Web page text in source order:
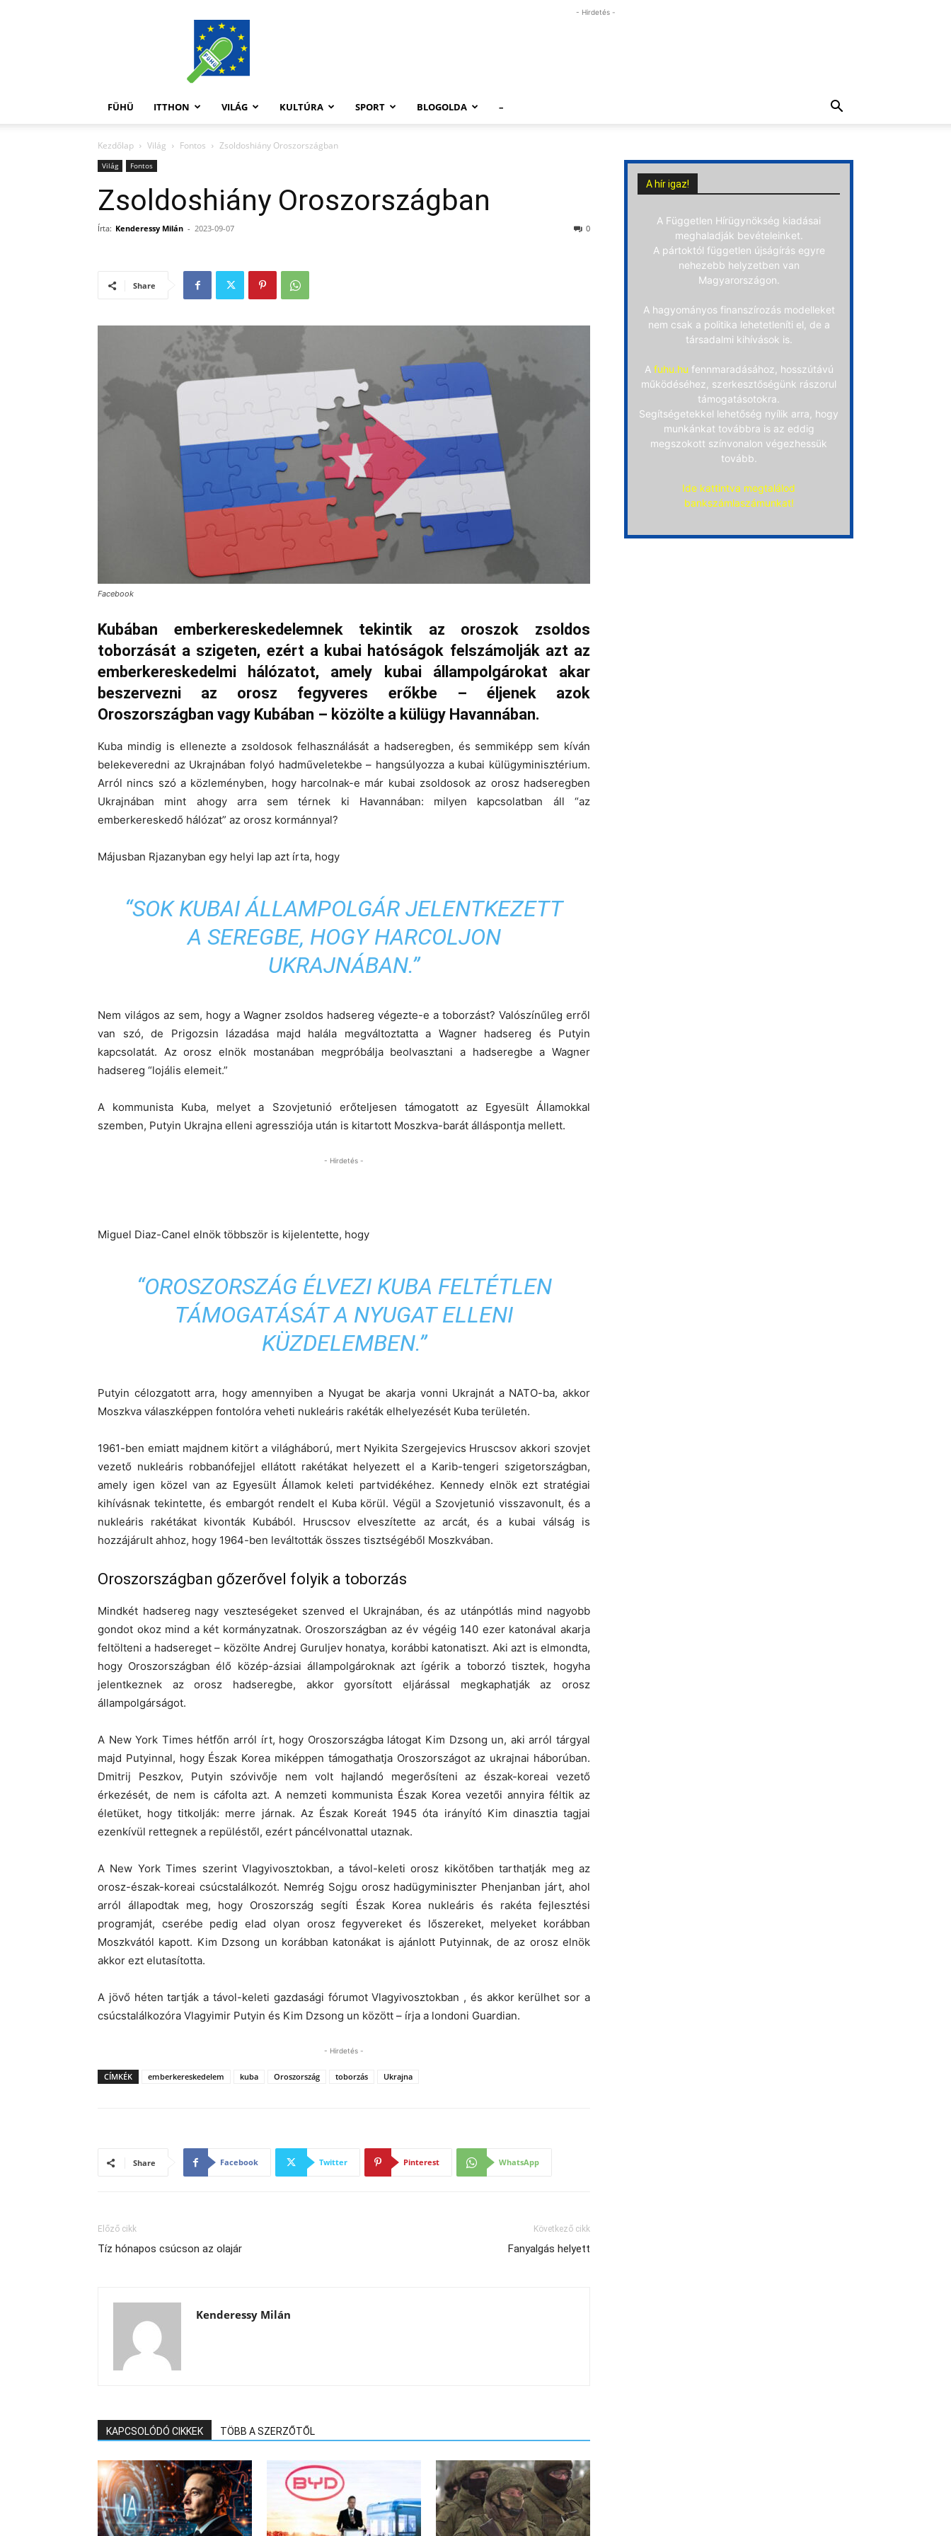
FüHü
- Hirdetés -
FÜHÜ ITTHON VILÁG KULTÚRA SPORT BLOGOLDA –
Kezdőlap Világ Fontos Zsoldoshiány Oroszországban
Világ Fontos
Zsoldoshiány Oroszországban
Írta: Kenderessy Milán - 2023-09-07 0
Share
Facebook
Kubában emberkereskedelemnek tekintik az oroszok zsoldos
toborzását a szigeten, ezért a kubai hatóságok felszámolják azt az
emberkereskedelmi hálózatot, amely kubai állampolgárokat akar
beszervezni az orosz fegyveres erőkbe – éljenek azok
Oroszországban vagy Kubában – közölte a külügy Havannában.
Kuba mindig is ellenezte a zsoldosok felhasználását a hadseregben, és semmiképp sem kíván
belekeveredni az Ukrajnában folyó hadműveletekbe – hangsúlyozza a kubai külügyminisztérium.
Arról nincs szó a közleményben, hogy harcolnak-e már kubai zsoldosok az orosz hadseregben
Ukrajnában mint ahogy arra sem térnek ki Havannában: milyen kapcsolatban áll “az
emberkereskedő hálózat” az orosz kormánnyal?
Májusban Rjazanyban egy helyi lap azt írta, hogy
“SOK KUBAI ÁLLAMPOLGÁR JELENTKEZETT
A SEREGBE, HOGY HARCOLJON
UKRAJNÁBAN.”
Nem világos az sem, hogy a Wagner zsoldos hadsereg végezte-e a toborzást? Valószínűleg erről
van szó, de Prigozsin lázadása majd halála megváltoztatta a Wagner hadsereg és Putyin
kapcsolatát. Az orosz elnök mostanában megpróbálja beolvasztani a hadseregbe a Wagner
hadsereg “lojális elemeit.”
A kommunista Kuba, melyet a Szovjetunió erőteljesen támogatott az Egyesült Államokkal
szemben, Putyin Ukrajna elleni agressziója után is kitartott Moszkva-barát álláspontja mellett.
- Hirdetés -
Miguel Diaz-Canel elnök többször is kijelentette, hogy
“OROSZORSZÁG ÉLVEZI KUBA FELTÉTLEN
TÁMOGATÁSÁT A NYUGAT ELLENI
KÜZDELEMBEN.”
Putyin célozgatott arra, hogy amennyiben a Nyugat be akarja vonni Ukrajnát a NATO-ba, akkor
Moszkva válaszképpen fontolóra veheti nukleáris rakéták elhelyezését Kuba területén.
1961-ben emiatt majdnem kitört a világháború, mert Nyikita Szergejevics Hruscsov akkori szovjet
vezető nukleáris robbanófejjel ellátott rakétákat helyezett el a Karib-tengeri szigetországban,
amely igen közel van az Egyesült Államok keleti partvidékéhez. Kennedy elnök ezt stratégiai
kihívásnak tekintette, és embargót rendelt el Kuba körül. Végül a Szovjetunió visszavonult, és a
nukleáris rakétákat kivonták Kubából. Hruscsov elveszítette az arcát, és a kubai válság is
hozzájárult ahhoz, hogy 1964-ben leváltották összes tisztségéből Moszkvában.
Oroszországban gőzerővel folyik a toborzás
Mindkét hadsereg nagy veszteségeket szenved el Ukrajnában, és az utánpótlás mind nagyobb
gondot okoz mind a két kormányzatnak. Oroszországban az év végéig 140 ezer katonával akarja
feltölteni a hadsereget – közölte Andrej Guruljev honatya, korábbi katonatiszt. Aki azt is elmondta,
hogy Oroszországban élő közép-ázsiai állampolgároknak azt ígérik a toborzó tisztek, hogyha
jelentkeznek az orosz hadseregbe, akkor gyorsított eljárással megkaphatják az orosz
állampolgárságot.
A New York Times hétfőn arról írt, hogy Oroszországba látogat Kim Dzsong un, aki arról tárgyal
majd Putyinnal, hogy Észak Korea miképpen támogathatja Oroszországot az ukrajnai háborúban.
Dmitrij Peszkov, Putyin szóvivője nem volt hajlandó megerősíteni az észak-koreai vezető
érkezését, de nem is cáfolta azt. A nemzeti kommunista Észak Korea vezetői annyira féltik az
életüket, hogy titkolják: merre járnak. Az Észak Koreát 1945 óta irányító Kim dinasztia tagjai
ezenkívül rettegnek a repüléstől, ezért páncélvonattal utaznak.
A New York Times szerint Vlagyivosztokban, a távol-keleti orosz kikötőben tarthatják meg az
orosz-észak-koreai csúcstalálkozót. Nemrég Sojgu orosz hadügyminiszter Phenjanban járt, ahol
arról állapodtak meg, hogy Oroszország segíti Észak Korea nukleáris és rakéta fejlesztési
programját, cserébe pedig elad olyan orosz fegyvereket és lőszereket, melyeket korábban
Moszkvától kapott. Kim Dzsong un korábban katonákat is ajánlott Putyinnak, de az orosz elnök
akkor ezt elutasította.
A jövő héten tartják a távol-keleti gazdasági fórumot Vlagyivosztokban , és akkor kerülhet sor a
csúcstalálkozóra Vlagyimir Putyin és Kim Dzsong un között – írja a londoni Guardian.
- Hirdetés -
CÍMKÉK emberkereskedelem kuba Oroszország toborzás Ukrajna
Share Facebook Twitter Pinterest WhatsApp
Előző cikk
Tíz hónapos csúcson az olajár
Következő cikk
Fanyalgás helyett
Kenderessy Milán
KAPCSOLÓDÓ CIKKEK TÖBB A SZERZŐTŐL
A hír igaz!
A Független Hírügynökség kiadásai
meghaladják bevételeinket.
A pártoktól független újságírás egyre
nehezebb helyzetben van
Magyarországon.
A hagyományos finanszírozás modelleket
nem csak a politika lehetetleníti el, de a
társadalmi kihívások is.
A fuhu.hu fennmaradásához, hosszútávú
működéséhez, szerkesztőségünk rászorul
támogatásotokra.
Segítségetekkel lehetőség nyílik arra, hogy
munkánkat továbbra is az eddig
megszokott színvonalon végezhessük
tovább.
Ide kattintva megtalálod
bankszámlaszámunkat!